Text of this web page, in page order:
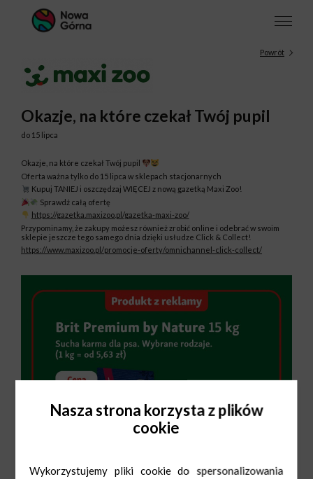
Powrót
Okazje, na które czekał Twój pupil
do 15 lipca
Okazje, na które czekał Twój pupil
Oferta ważna tylko do 15 lipca w sklepach stacjonarnych
Kupuj TANIEJ i oszczędzaj WIĘCEJ z nową gazetką Maxi Zoo!
Sprawdź całą ofertę
https://gazetka.maxizoo.pl/gazetka-maxi-zoo/
Przypominamy, że zakupy możesz również zrobić online i odebrać w swoim
sklepie jeszcze tego samego dnia dzięki usłudze Click & Collect!
https://www.maxizoo.pl/promocje-oferty/omnichannel-click-collect/
Nasza strona korzysta z plików
cookie
Wykorzystujemy pliki cookie do spersonalizowania